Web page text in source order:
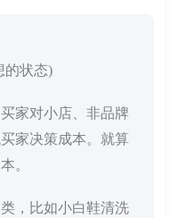
的状态)
家对小店、非品牌
家决策成本。就算
。
，比如小白鞋清洗